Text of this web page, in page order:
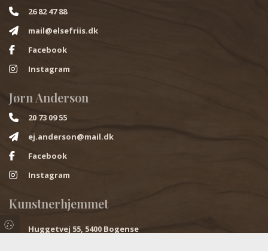
26 82 47 88
mail@elsefriis.dk
Facebook
Instagram
Jørn Anderson
20 73 09 55
ej.anderson@mail.dk
Facebook
Instagram
Kunstnerhjemmet
Huggetvej 55, 5400 Bogense